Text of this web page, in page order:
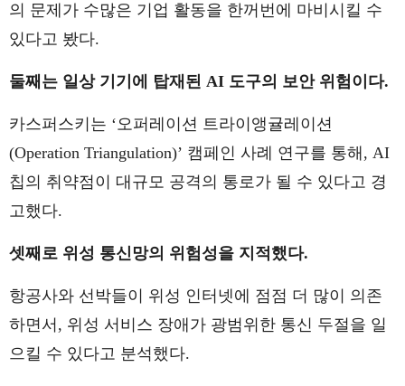
의 문제가 수많은 기업 활동을 한꺼번에 마비시킬 수
있다고 봤다.
둘째는 일상 기기에 탑재된 AI 도구의 보안 위험이다.
카스퍼스키는 ‘오퍼레이션 트라이앵귤레이션
(Operation Triangulation)’ 캠페인 사례 연구를 통해, AI
칩의 취약점이 대규모 공격의 통로가 될 수 있다고 경
고했다.
셋째로 위성 통신망의 위험성을 지적했다.
항공사와 선박들이 위성 인터넷에 점점 더 많이 의존
하면서, 위성 서비스 장애가 광범위한 통신 두절을 일
으킬 수 있다고 분석했다.